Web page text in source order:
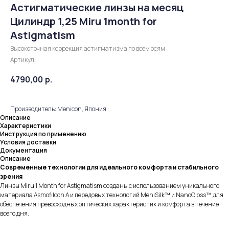
Астигматические линзы на месяц
Цилиндр 1,25 Miru 1month for
Astigmatism
Высокоточная коррекция астигматизма по всем осям
Артикул:
4790,00 р.
Производитель: Menicon, Япония
Описание
Характеристики
Инструкция по применению
Условия доставки
Документация
Описание
Современные технологии для идеального комфорта и стабильного
зрения
Линзы Miru 1 Month for Astigmatism созданы с использованием уникального
материала Asmofilcon A и передовых технологий MeniSilk™ и NanoGloss™ для
обеспечения превосходных оптических характеристик и комфорта в течение
всего дня.